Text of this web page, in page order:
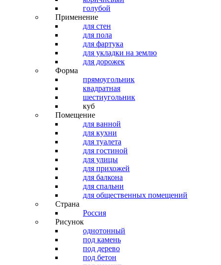
голубой
Применение
для стен
для пола
для фартука
для укладки на землю
для дорожек
Форма
прямоугольник
квадратная
шестиугольник
куб
Помещение
для ванной
для кухни
для туалета
для гостиной
для улицы
для прихожей
для балкона
для спальни
для общественных помещений
Страна
Россия
Рисунок
однотонный
под камень
под дерево
под бетон